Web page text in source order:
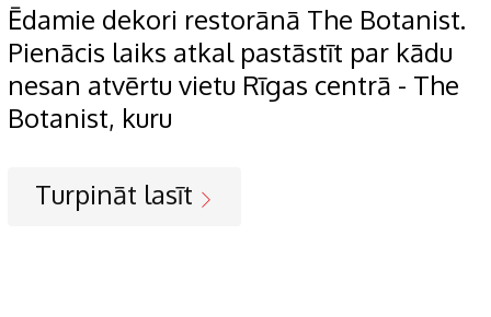
Ēdamie dekori restorānā The Botanist.
Pienācis laiks atkal pastāstīt par kādu
nesan atvērtu vietu Rīgas centrā - The
Botanist, kuru
Turpināt lasīt